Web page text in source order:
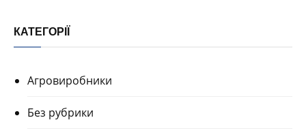
КАТЕГОРІЇ
Агровиробники
Без рубрики